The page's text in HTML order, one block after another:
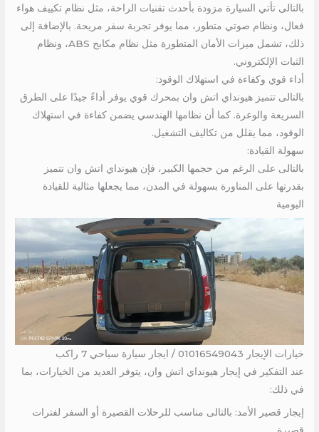
بالتالى تأتي السيارة مزودة بأحدث تقنيات الراحة، مثل نظام تكييف هواء
فعال، ونظام صوتي متطور، مما يوفر تجربة سفر مريحة. بالإضافة إلى
ذلك، تشمل ميزات الأمان المتطورة مثل نظام مكابح ABS، ونظام
الثبات الإلكتروني.
أداء قوي وكفاءة في استهلاك الوقود:
بالتالى تتميز هيونداي اتش وان بمحرك قوي يوفر أداءً جيدًا على الطرق
السريعة والوعرة. كما أن نظامها الهندسي يضمن كفاءة في استهلاك
الوقود، مما يقلل من تكاليف التشغيل.
سهولة القيادة:
بالتالى على الرغم من حجمها الكبير، فإن هيونداي اتش وان تتميز
بقدرتها على المناورة بسهولة في المدن، مما يجعلها مثالية للقيادة
اليومية
خيارات الإيجار 01016549043 / ايجار سيارة سياحي 7 راكب
عند التفكير في إيجار هيونداي اتش وان، يتوفر العديد من الخيارات، بما
في ذلك:
إيجار قصير الأمد: بالتالى مناسب للرحلات القصيرة أو السفر لفترات
قصيرة.